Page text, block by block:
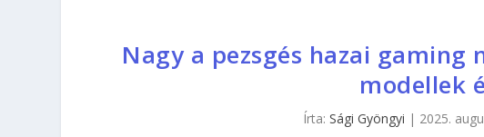
Nagy a pezsgés hazai
modellek
Írta: Sági Gyöngyi | 2025.